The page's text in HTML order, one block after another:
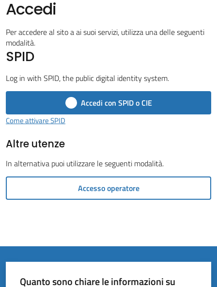
Novità
Servizi
Menu selezionato
il
Amministrazione
Trasparente
Tutti
Accedi
Per accedere al sito a ai suoi servizi, utilizza una delle seguenti
modalità.
SPID
Log in with SPID, the public digital identity system.
Accedi con SPID o CIE
Come attivare SPID
Altre utenze
In alternativa puoi utilizzare le seguenti modalità.
Accesso operatore
Quanto sono chiare le informazioni su